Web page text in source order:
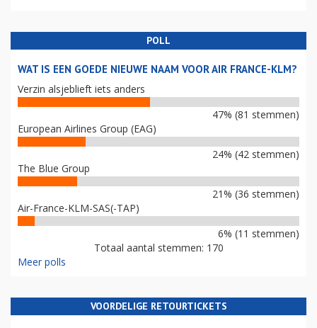
POLL
WAT IS EEN GOEDE NIEUWE NAAM VOOR AIR FRANCE-KLM?
Verzin alsjeblieft iets anders
47% (81 stemmen)
European Airlines Group (EAG)
24% (42 stemmen)
The Blue Group
21% (36 stemmen)
Air-France-KLM-SAS(-TAP)
6% (11 stemmen)
Totaal aantal stemmen: 170
Meer polls
VOORDELIGE RETOURTICKETS